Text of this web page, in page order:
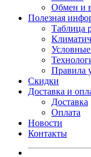
Обмен и
Полезная
Таблица
Условные
Правила
Скидки
Доставка и
Доставка
Оплата
Новости
Контакты